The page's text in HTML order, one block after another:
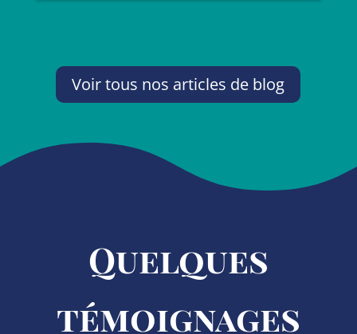
Voir tous nos articles de blog
Quelques
témoignages